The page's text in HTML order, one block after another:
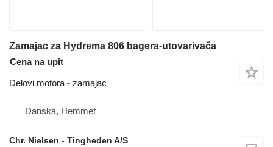
Zamajac za Hydrema 806 bagera-utovarivača
Cena na upit
Delovi motora - zamajac
Danska, Hemmet
Chr. Nielsen - Tingheden A/S